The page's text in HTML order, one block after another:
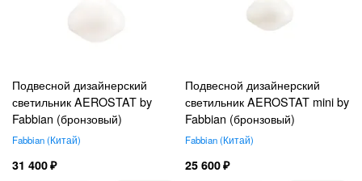
Подвесной дизайнерский
светильник AEROSTAT by
Fabbian (бронзовый)
Fabbian Китай
31 400
Подвесной дизайнерский
светильник AEROSTAT mini by
Fabbian (бронзовый)
Fabbian Китай
25 600